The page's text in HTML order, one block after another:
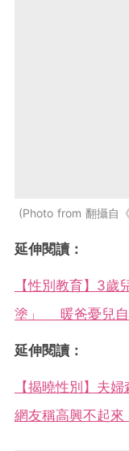
Photo from 翻攝自
延伸閱讀：
【性別教育】3
塗」 暖爸憂兒自
延伸閱讀：
【揭曉性別】夫
網友稱高興不起